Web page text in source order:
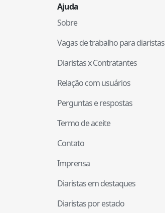
Ajuda
Sobre
Vagas de trabalho para diaristas
Diaristas x Contratantes
Relação com usuários
Perguntas e respostas
Termo de aceite
Contato
Imprensa
Diaristas em destaques
Diaristas por estado